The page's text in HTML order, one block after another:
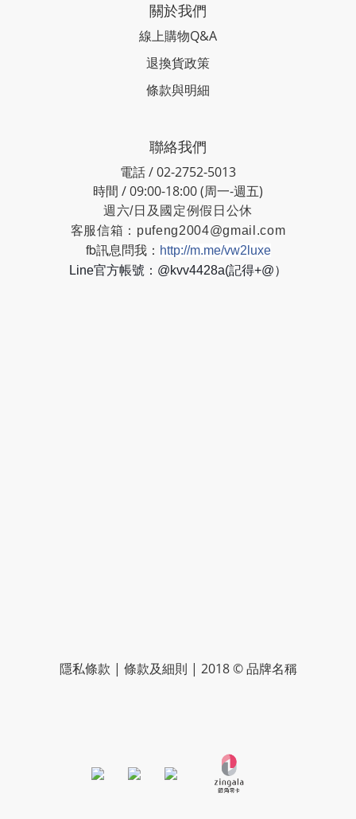
關於我們
線上購物Q&A
退換貨政策
條款與明細
聯絡我們
電話 / 02-2752-5013
時間 / 09:00-18:00 (周一-週五)
週六/日及國定例假日公休
客服信箱： pufeng2004@gmail.com
fb訊息問我： http://m.me/vw2luxe
Line官方帳號：@kvv4428a(記得+@）
隱私條款 | 條款及細則 | 2018 © 品牌名稱